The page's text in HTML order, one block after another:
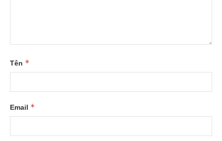
Tên *
Email *